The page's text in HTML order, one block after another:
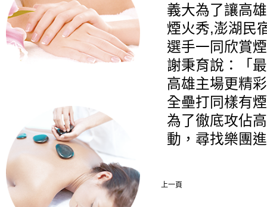
義大為了讓高
煙火秀,澎湖民
選手一同欣賞
謝秉育說：「
高雄主場更精
全壘打同樣有
為了徹底攻佔
動，尋找樂團
上一頁